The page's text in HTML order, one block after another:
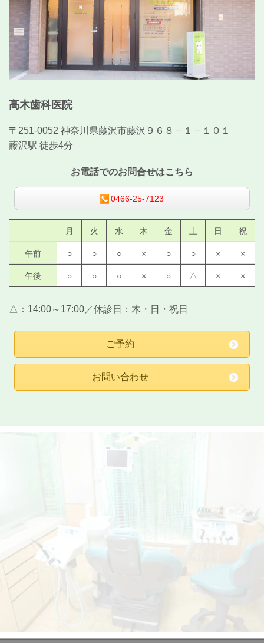
高木歯科医院
〒251-0052 神奈川県藤沢市藤沢９６８－１－１０１
藤沢駅 徒歩4分
お電話でのお問合せはこちら
0466-25-7123
月 火 水 木 金 土 日 祝
午前 ○ ○ ○ × ○ ○ × ×
午後 ○ ○ ○ × ○ △ × ×
△： 14:00～17:00 ／休診日：木・日・祝日
ご予約
お問い合わせ